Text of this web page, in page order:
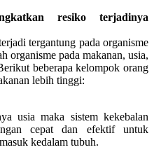
resiko terjadinya
tergantung pada organisme
organisme pada makanan, usia,
beberapa kelompok orang
lebih tinggi:
usia maka sistem kekebalan
cepat dan efektif untuk
kedalam tubuh.